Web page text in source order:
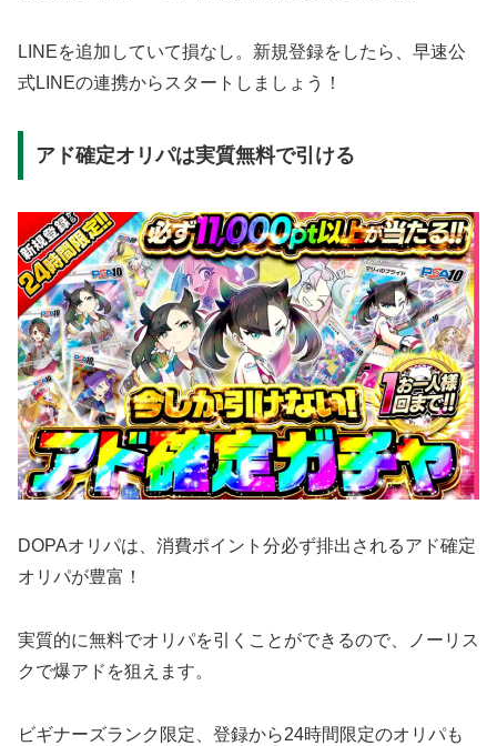
LINEを追加していて損なし。新規登録をしたら、早速公
式LINEの連携からスタートしましょう！
アド確定オリパは実質無料で引ける
DOPAオリパは、消費ポイント分必ず排出されるアド確定
オリパが豊富！
実質的に無料でオリパを引くことができるので、ノーリス
クで爆アドを狙えます。
ビギナーズランク限定、登録から24時間限定のオリパも